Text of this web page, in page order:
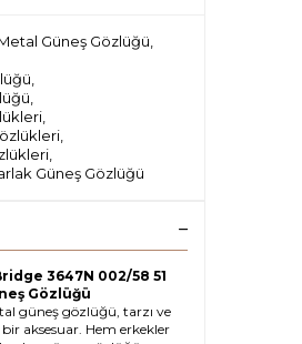
Güneş Gözlüğü
Güneş Gözlüğü
3647N 002/58 51
Gözlüğü
güneş gözlüğü, tarzı ve
aksesuar. Hem erkekler